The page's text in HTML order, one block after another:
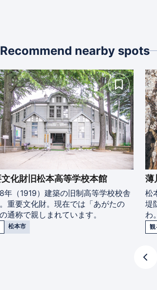
Recommend nearby spots
化財旧松本高等学校本館
年（1919）建築の旧制高等学校校舎
重要文化財。現在では「あがたの
通称で親しまれています。
松本市
薄
松
堤
わ。
観